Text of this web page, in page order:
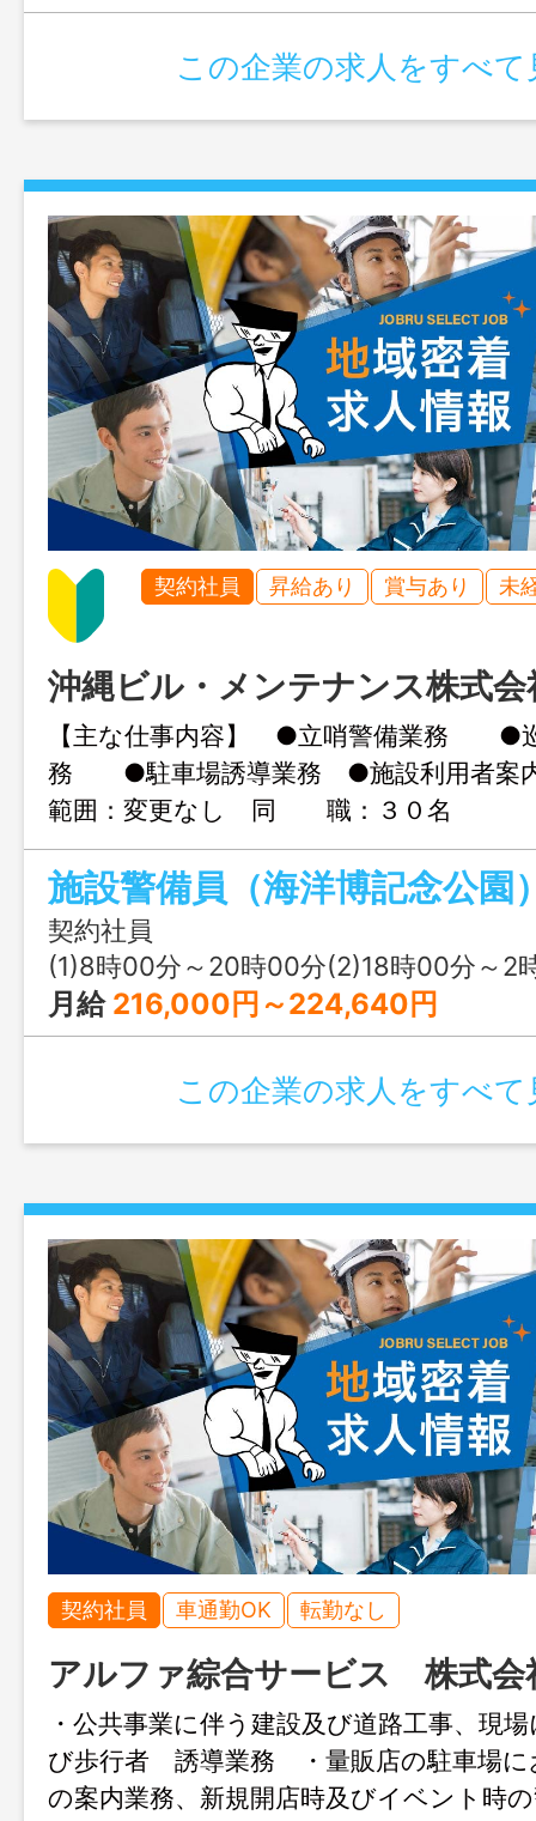
この企業の求人をすべて
契約社員 昇給あり 賞与あり 未
沖縄ビル・メンテナンス株式会
【主な仕事内容】 ●立哨警備業務 ●
務 ●駐車場誘導業務 ●施設利用者
範囲：変更なし 同 職：３０名
施設警備員（海洋博記念公園
契約社員
(1)8時00分～20時00分(2)18時00分～2時00分
月給 216,000円～224,640円
この企業の求人をすべて
契約社員 車通勤OK 転勤なし
アルファ綜合サービス 株式会
・公共事業に伴う建設及び道路工事、現
び歩行者 誘導業務 ・量販店の駐車場に
の案内業務、新規開店時及びイベント